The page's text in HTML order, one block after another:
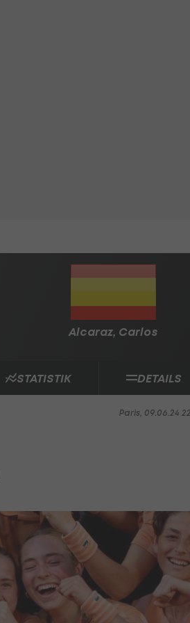
Alcaraz, Carlos
STATISTIK DETAILS
Paris, 09.06.24